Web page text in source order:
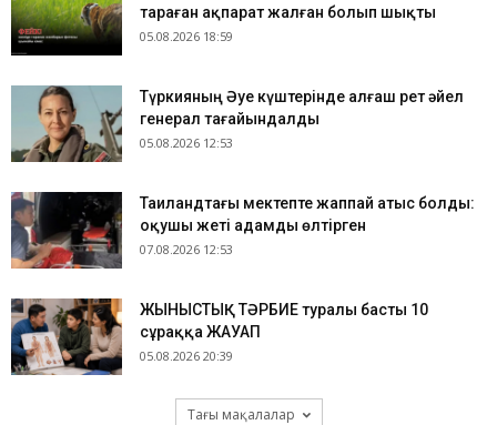
тараған ақпарат жалған болып шықты
05.08.2026 18:59
Түркияның Әуе күштерінде алғаш рет әйел
генерал тағайындалды
05.08.2026 12:53
Таиландтағы мектепте жаппай атыс болды:
оқушы жеті адамды өлтірген
07.08.2026 12:53
ЖЫНЫСТЫҚ ТӘРБИЕ туралы басты 10
сұраққа ЖАУАП
05.08.2026 20:39
Тағы мақалалар